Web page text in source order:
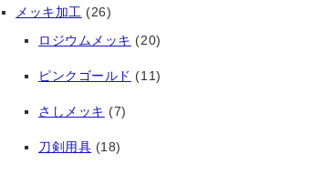
メッキ加工 (26)
ロジウムメッキ (20)
ピンクゴールド (11)
さしメッキ (7)
刀剣用具 (18)